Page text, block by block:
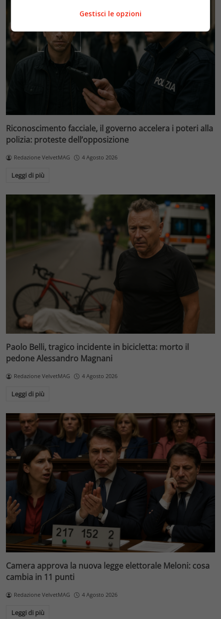
Riconoscimento facciale, il governo accelera i poteri alla
polizia: proteste dell’opposizione
Redazione VelvetMAG 4 Agosto 2026
Leggi di più
Paolo Belli, tragico incidente in bicicletta: morto il
pedone Alessandro Magnani
Redazione VelvetMAG 4 Agosto 2026
Leggi di più
Camera approva la nuova legge elettorale Meloni: cosa
cambia in 11 punti
Redazione VelvetMAG 4 Agosto 2026
Leggi di più
Gestisci le opzioni